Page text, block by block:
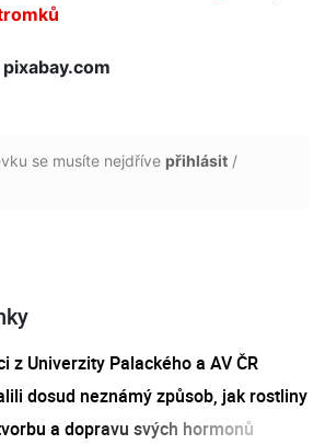
pixabay.com
se musíte nejdříve přihlásit /
z Univerzity Palackého a AV ČR
dosud neznámý způsob, jak rostliny
a dopravu svých hormonů